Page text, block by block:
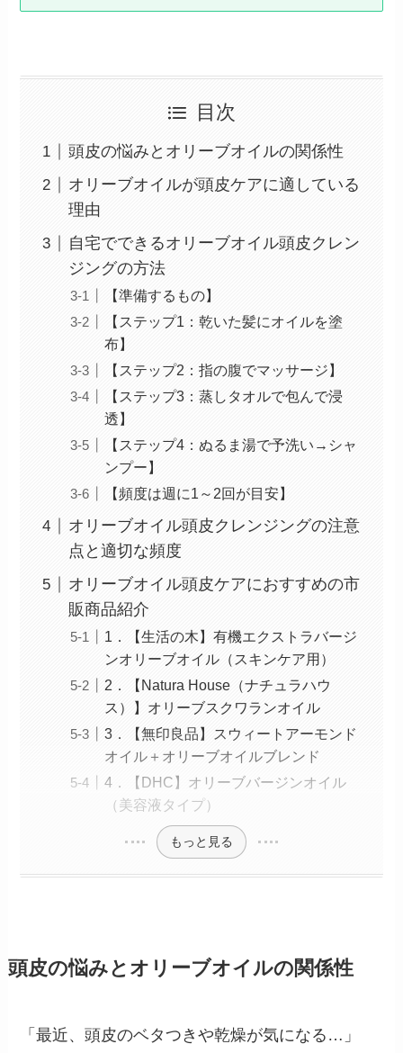
目次
頭皮の悩みとオリーブオイルの関係性
オリーブオイルが頭皮ケアに適している
理由
自宅でできるオリーブオイル頭皮クレン
ジングの方法
【準備するもの】
【ステップ1：乾いた髪にオイルを塗
布】
【ステップ2：指の腹でマッサージ】
【ステップ3：蒸しタオルで包んで浸
透】
【ステップ4：ぬるま湯で予洗い→シャ
ンプー】
【頻度は週に1～2回が目安】
オリーブオイル頭皮クレンジングの注意
点と適切な頻度
オリーブオイル頭皮ケアにおすすめの市
販商品紹介
1．【生活の木】有機エクストラバージ
ンオリーブオイル（スキンケア用）
2．【Natura House（ナチュラハウ
ス）】オリーブスクワランオイル
3．【無印良品】スウィートアーモンド
オイル＋オリーブオイルブレンド
4．【DHC】オリーブバージンオイル
（美容液タイプ）
もっと見る
頭皮の悩みとオリーブオイルの関係性
「最近、頭皮のベタつきや乾燥が気になる…」